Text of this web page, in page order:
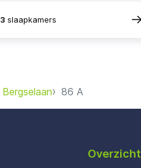
3 slaapkamers
Bergselaan 86 A
Overzicht